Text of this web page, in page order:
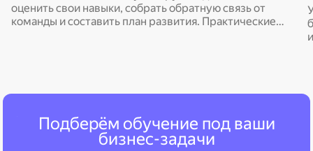
оценить свои навыки, собрать обратную связь от
команды и составить план развития. Практические
Подберём обучение под ваши
бизнес-задачи